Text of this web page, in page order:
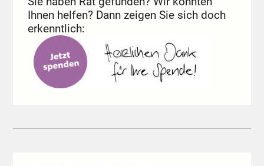
Ihnen helfen? Dann zeigen Sie sich doch
erkenntlich: